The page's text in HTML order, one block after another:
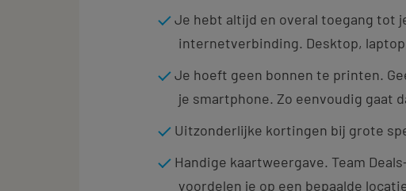
Je hebt altijd en overal toegang tot
internetverbinding. Desktop,
Je hoeft geen bonnen te printen.
je smartphone. Zo eenvoudig gaat
Uitzonderlijke kortingen bij grote
Handige kaartweergave. Team
voordelen je op een bepaalde